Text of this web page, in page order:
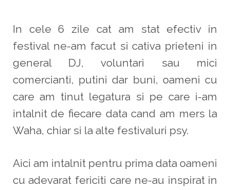
In cele 6 zile cat am stat efectiv in
festival ne-am facut si cativa prieteni in
general DJ, voluntari sau mici
comercianti, putini dar buni, oameni cu
care am tinut legatura si pe care i-am
intalnit de fiecare data cand am mers la
Waha, chiar si la alte festivaluri psy.
Aici am intalnit pentru prima data oameni
cu adevarat fericiti care ne-au inspirat in